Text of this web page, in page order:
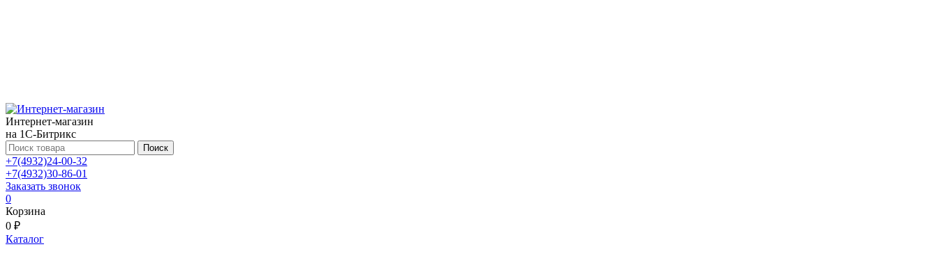
Интернет-магазин
на 1С-Битрикс
Поиск
+7(4932)24-00-32
+7(4932)30-86-01
Заказать звонок
0
Корзина
0 ₽
Каталог